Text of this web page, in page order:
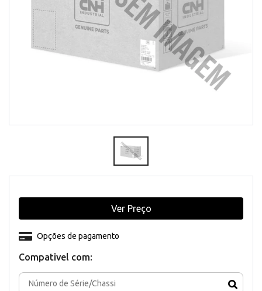
Compativel com:
Opções de pagamento
Ver Preço